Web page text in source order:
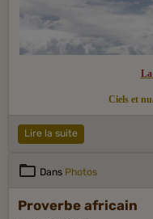
La
Ciels et
Lire la suite
Dans Photos
Proverbe africain